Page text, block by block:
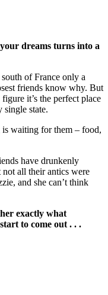
dreams turns into a
of France only a
friends know why. But
it’s the perfect place
single state.
waiting for them – food,
have drunkenly
all their antics were
and she can’t think
exactly what
to come out . . .